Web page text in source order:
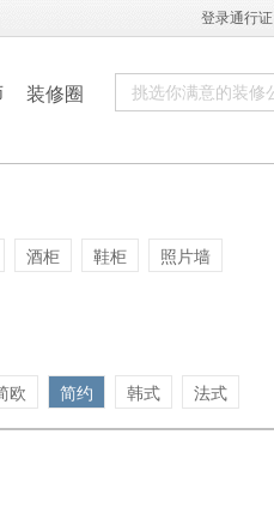
登录通行证
装修圈
酒柜 鞋柜
照片墙
欧 简约 韩式 法式